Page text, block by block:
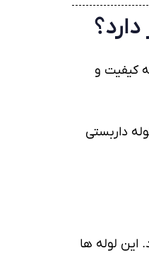
کیفیت و
داربستی
لوله ها